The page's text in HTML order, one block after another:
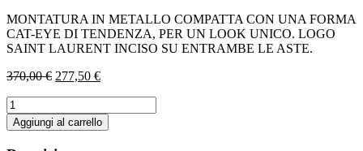
MONTATURA IN METALLO COMPATTA CON UNA FORMA
CAT-EYE DI TENDENZA, PER UN LOOK UNICO. LOGO
SAINT LAURENT INCISO SU ENTRAMBE LE ASTE.
370,00€ Il
era:
370,00 €.
277,50 €Il
è:
277,50 €.
Saint
Laurent
-
SL
Aggiungi al carrello